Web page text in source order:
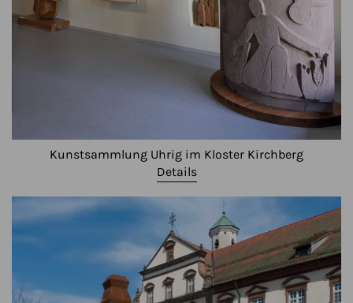
Kunstsammlung Uhrig im Kloster Kirchberg
Details